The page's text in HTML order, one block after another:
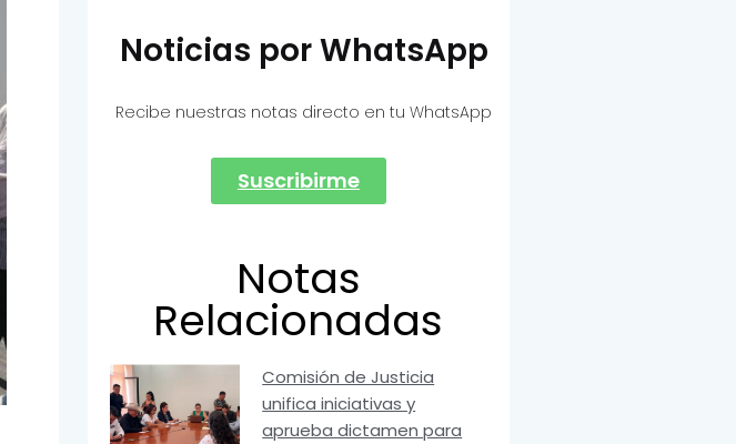
Noticias por WhatsApp
Recibe nuestras notas directo en tu WhatsApp
Suscribirme
Notas
Relacionadas
Comisión de Justicia
unifica iniciativas y
aprueba dictamen para